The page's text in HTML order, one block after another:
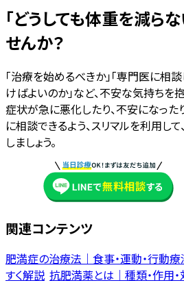
「どうしても体重を減ら
せんか？
「治療を始めるべきか」「専門医に相
けばよいのか」など、不安な気持ちを
症状が急に悪化したり、不安になった
に相談できるよう、スリマルを利用し
しましょう。
関連コンテンツ
肥満症の治療法｜食事・運動・行動
すく解説 抗肥満薬とは｜種類・作用